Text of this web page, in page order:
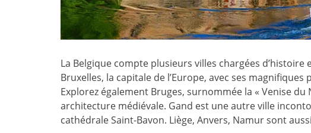
La Belgique compte plusieurs villes chargées
Bruxelles, la capitale de l’Europe, avec ses
Explorez également Bruges, surnommée la « Venise
architecture médiévale. Gand est une autre ville
cathédrale Saint-Bavon. Liège, Anvers, Namur sont